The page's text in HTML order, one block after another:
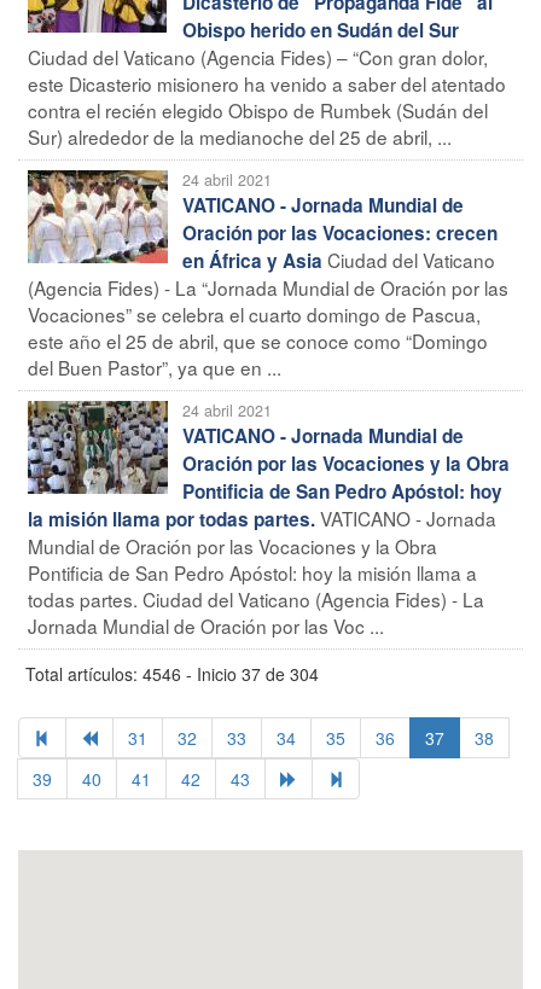
Obispo herido en Sudán del Sur
Ciudad del Vaticano (Agencia Fides) – “Con gran dolor,
este Dicasterio misionero ha venido a saber del atentado
contra el recién elegido Obispo de Rumbek (Sudán del
Sur) alrededor de la medianoche del 25 de abril, ...
24 abril 2021
VATICANO - Jornada Mundial de
Oración por las Vocaciones: crecen
en África y Asia Ciudad del Vaticano
(Agencia Fides) - La “Jornada Mundial de Oración por las
Vocaciones” se celebra el cuarto domingo de Pascua,
este año el 25 de abril, que se conoce como “Domingo
del Buen Pastor”, ya que en ...
24 abril 2021
VATICANO - Jornada Mundial de
Oración por las Vocaciones y la Obra
Pontificia de San Pedro Apóstol: hoy
la misión llama por todas partes.VATICANO - Jornada
Mundial de Oración por las Vocaciones y la Obra
Pontificia de San Pedro Apóstol: hoy la misión llama a
todas partes. Ciudad del Vaticano (Agencia Fides) - La
Jornada Mundial de Oración por las Voc ...
Total artículos: 4546 - Inicio 37 de 304
31 32 33 34 35 36 37
38
39
40 41 42 43